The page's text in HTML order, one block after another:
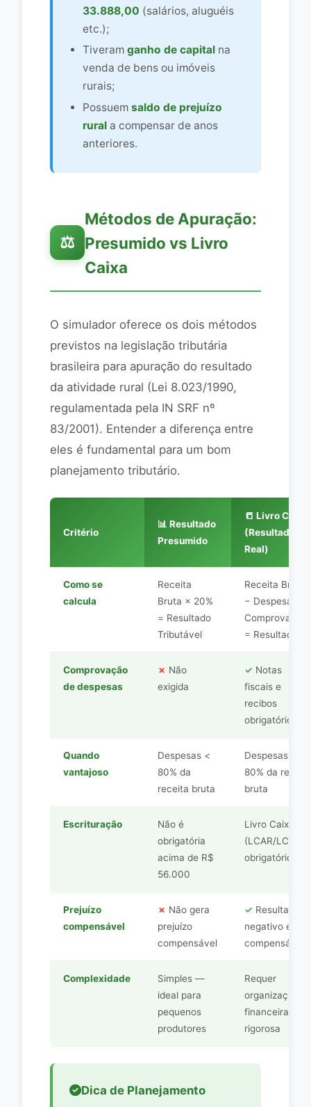
33.888,00 (salários, aluguéis
etc.);
Tiveramganho de capital na
venda de bens ou imóveis
rurais;
Possuemsaldo de prejuízo
rural a compensar de anos
anteriores.
⚖️
Métodos de Apuração:
Presumido vs Livro
Caixa
O simulador oferece os dois métodos
previstos na legislação tributária
brasileira para apuração do resultado
da atividade rural (Lei 8.023/1990,
regulamentada pela IN SRF nº
83/2001). Entender a diferença entre
eles é fundamental para um bom
planejamento tributário.
Critério
📊 Resultado
Presumido
📒 Livro Caixa
(Resultado
Real)
Como se
calcula
Receita
Bruta × 20%
= Resultado
Tributável
Receita Bruta
− Despesas
Comprovadas
= Resultado
Comprovação
de despesas
✗ Não
exigida
✓ Notas
fiscais e
recibos
obrigatórios
Quando
vantajoso
Despesas <
80% da
receita bruta
Despesas >
80% da
bruta
Escrituração
Não é
obrigatória
acima de R$
56.000
Livro Caixa
(LCAR/
obrigatório
Prejuízo
compensável
✗ Não gera
prejuízo
compensável
✓ Resultado
negativo é
compensável
Complexidade
Simples —
ideal para
pequenos
produtores
Requer
organização
financeira
rigorosa
Dica de Planejamento